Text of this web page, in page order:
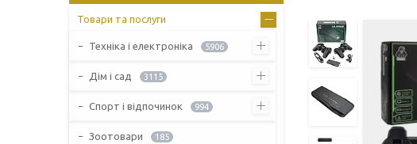
Товари та послуги
Техніка і електроніка 5906
Дім і сад 3115
Спорт і відпочинок 994
Зоотовари 185